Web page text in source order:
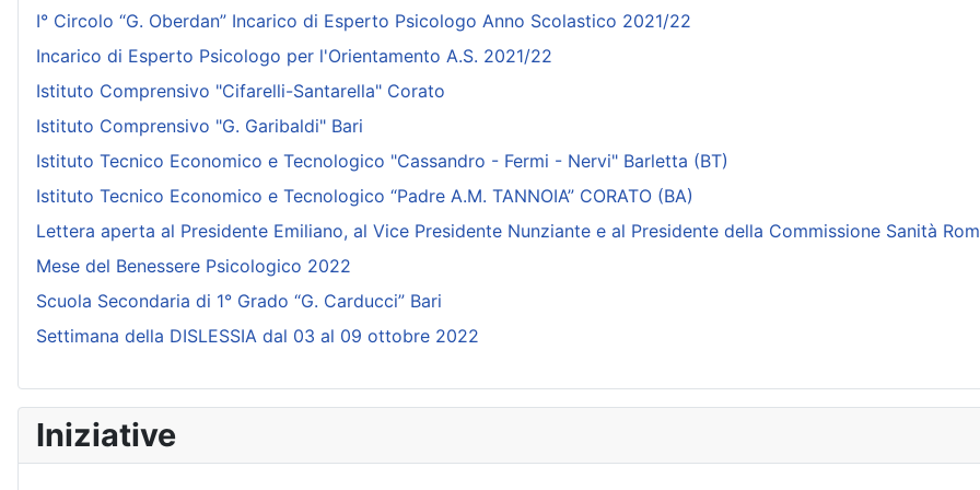
I° Circolo “G. Oberdan” Incarico di Esperto Psicologo Anno Scolastico 2021/22
Incarico di Esperto Psicologo per l'Orientamento A.S. 2021/22
Istituto Comprensivo "Cifarelli-Santarella" Corato
Istituto Comprensivo "G. Garibaldi" Bari
Istituto Tecnico Economico e Tecnologico "Cassandro - Fermi - Nervi" Barletta (BT)
Istituto Tecnico Economico e Tecnologico “Padre A.M. TANNOIA” CORATO (BA)
Lettera aperta al Presidente Emiliano, al Vice Presidente Nunziante e al Presidente della Commissione Sanità
Mese del Benessere Psicologico 2022
Scuola Secondaria di 1° Grado “G. Carducci” Bari
Settimana della DISLESSIA dal 03 al 09 ottobre 2022
Iniziative